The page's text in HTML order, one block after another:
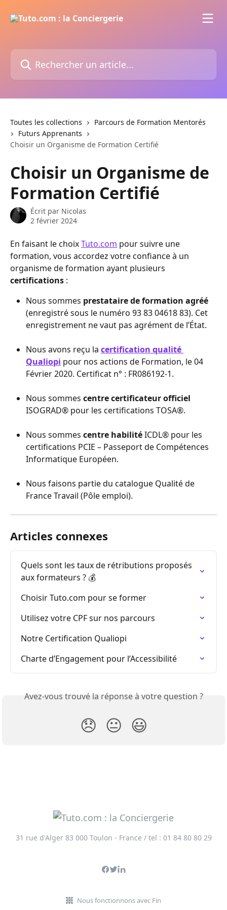
Rechercher un article...
Toutes les collections
Parcours de Formation Mentorés
Futurs Apprenants
Choisir un Organisme de Formation Certifié
Choisir un Organisme de
Formation Certifié
Écrit par Nicolas
2 février 2024
En faisant le choix Tuto.com pour suivre une
formation, vous accordez votre confiance à un
organisme de formation ayant plusieurs
certifications :
Nous sommes prestataire de formation agréé
(enregistré sous le numéro 93 83 04618 83). Cet
enregistrement ne vaut pas agrément de l’État.
Nous avons reçu la certification qualité
Qualiopi pour nos actions de Formation, le 04
Février 2020. Certificat n° : FR086192-1.
Nous sommes centre certificateur officiel
ISOGRAD® pour les certifications TOSA®.
Nous sommes centre habilité ICDL® pour les
certifications PCIE – Passeport de Compétences
Informatique Européen.
Nous faisons partie du catalogue Qualité de
France Travail (Pôle emploi).
Articles connexes
Quels sont les taux de rétributions proposés
aux formateurs ? 💰
Choisir Tuto.com pour se former
Utilisez votre CPF sur nos parcours
Notre Certification Qualiopi
Charte d’Engagement pour l’Accessibilité
Avez-vous trouvé la réponse à votre question ?
😞 😐 😃
31 rue d'Alger 83 000 Toulon - France / tel : 01 84 80 80 29
Nous fonctionnons avec Fin